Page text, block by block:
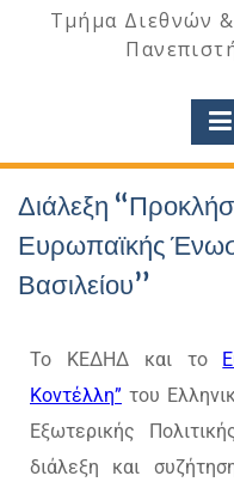
Τμήμα Διεθνών
Διάλεξη
Ευρωπαϊκής
Βασιλείου”
Το ΚΕΔΗΔ και το
Κοντέλλη” του
Εξωτερικής
διάλεξη και